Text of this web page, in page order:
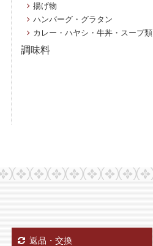
揚げ物
ハンバーグ・グラタン
カレー・ハヤシ・牛丼・スープ類
調味料
返品・交換